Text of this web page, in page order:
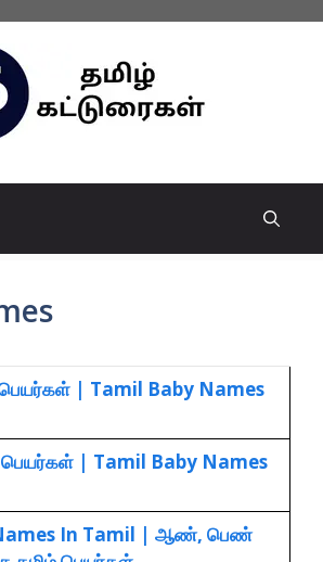
| Tamil Baby Names
| Tamil Baby Names
In Tamil | ஆண், பெண்